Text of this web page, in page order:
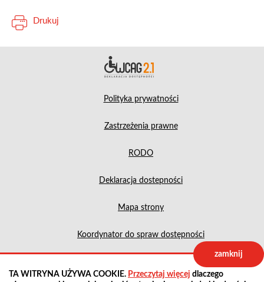
TA WITRYNA UŻYWA COOKIE. Przeczytaj więcej dlaczego
zamknij
Drukuj
Polityka prywatności
Zastrzeżenia prawne
RODO
Deklaracja dostepności
Mapa strony
Koordynator do spraw dostępności
Projekt: IntraCOM.pl